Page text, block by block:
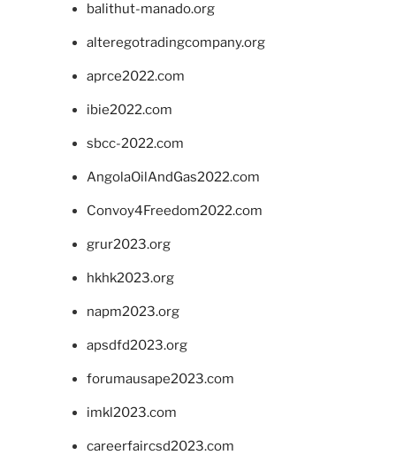
balithut-manado.org
alteregotradingcompany.org
aprce2022.com
ibie2022.com
sbcc-2022.com
AngolaOilAndGas2022.com
Convoy4Freedom2022.com
grur2023.org
hkhk2023.org
napm2023.org
apsdfd2023.org
forumausape2023.com
imkl2023.com
careerfaircsd2023.com